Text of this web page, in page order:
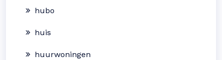
hubo
huis
huurwoningen